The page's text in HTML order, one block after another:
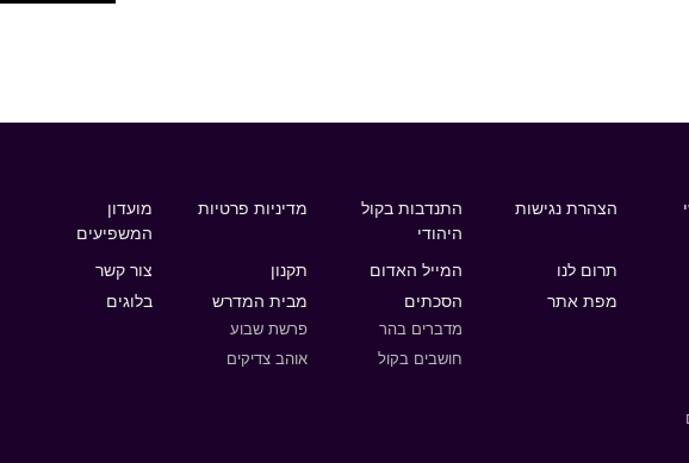
הצהרת נגישות
התנדבות בקול
היהודי
מדיניות פרטיות
מועדון
המשפיעים
תרום לנו
המייל האדום תקנון צור קשר
מפת אתר הסכתים
מדברים בהר
חושבים בקול
מבית המדרש
פרשת שבוע
אוהב צדיקים
בלוגים